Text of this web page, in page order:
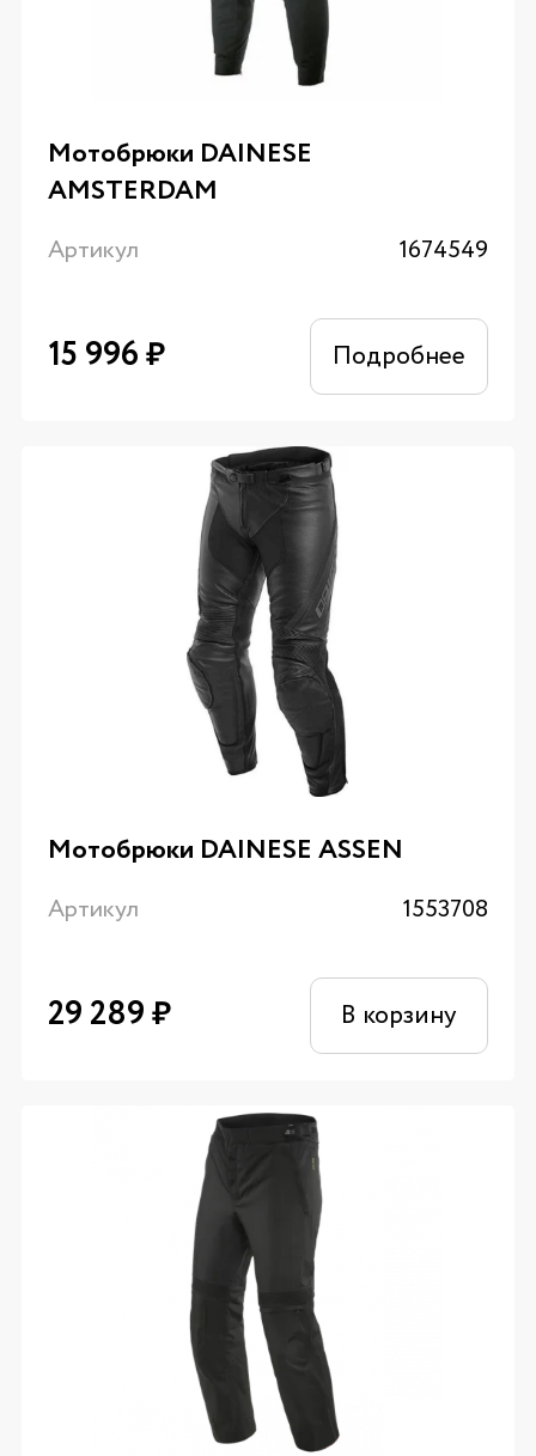
Мотобрюки DAINESE
AMSTERDAM
Артикул 1674549
15 996₽ Подробнее
Мотобрюки DAINESE ASSEN
Артикул 1553708
29 289₽ В корзину